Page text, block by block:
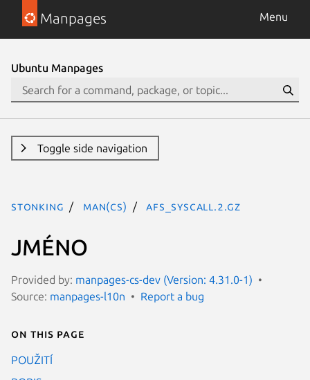
Manpages Menu
Ubuntu Manpages
Toggle side navigation
stonking man(cs) afs_syscall.2.gz
JMÉNO
Provided by: manpages-cs-dev (Version: 4.31.0-1)
Source: manpages-l10n Report a bug
On this page
POUŽITÍ